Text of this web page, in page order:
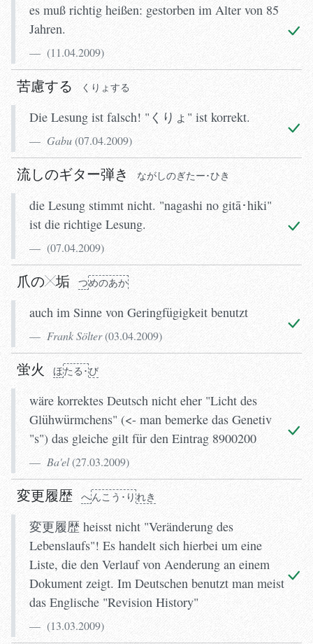
es muß richtig heißen: gestorben im Alter von 85
Jahren.
(11.04.2009)
苦慮する くりょする
Die Lesung ist falsch! "くりょ" ist korrekt.
Gabu(07.04.2009)
流しのギター弾き ながしのぎたー･ひき
die Lesung stimmt nicht. "nagashi no gitā･hiki"
ist die richtige Lesung.
(07.04.2009)
爪の 垢 つめのあか
auch im Sinne von Geringfügigkeit benutzt
Frank Sölter(03.04.2009)
蛍火 ほたる･びほ
wäre korrektes Deutsch nicht eher "Licht des
Glühwürmchens" (<- man bemerke das Genetiv
"s") das gleiche gilt für den Eintrag 8900200
Ba'el(27.03.2009)
変更履歴 へんこう･りれき
変更履歴 heisst nicht "Veränderung des
Lebenslaufs"! Es handelt sich hierbei um eine
Liste, die den Verlauf von Aenderung an einem
Dokument zeigt. Im Deutschen benutzt man meist
das Englische "Revision History"
(13.03.2009)